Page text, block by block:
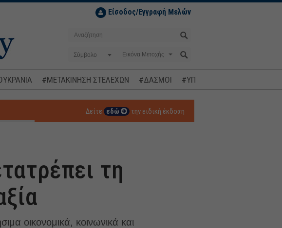
Είσοδος/Εγγραφή Μελών
Σύμβολο
#ΜΕΤΑΚΙΝΗΣΗ ΣΤΕΛΕΧΩΝ #ΔΑΣΜΟΙ #ΥΠΟΚΛΟΠΕΣ
Δείτε εδώ την ειδική έκδοση
τη
οικονομικά, κοινωνικά και